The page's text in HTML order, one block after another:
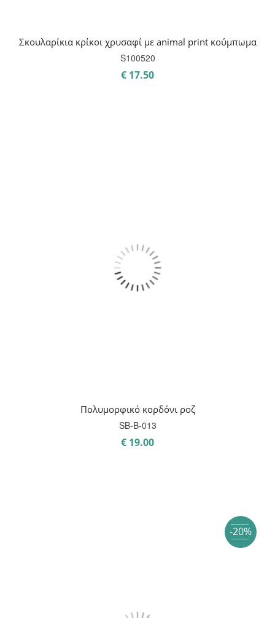
Σκουλαρίκια κρίκοι χρυσαφί με animal print κούμπωμα
S100520
€ 17.50
Πολυμορφικό κορδόνι ροζ
SB-B-013
€ 19.00
-20%